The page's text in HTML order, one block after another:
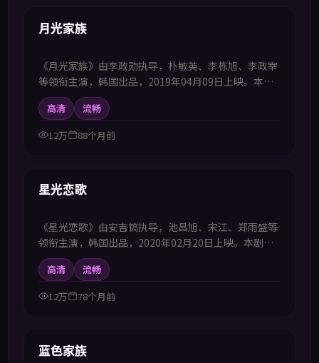
热播
月光家族
《月光家族》由李政勋执导，朴敏英、李栋旭、李政宰
等领衔主演，韩国出品，2019年04月09日上映。本剧
集提供中韩双语字幕，支持1080P高清播放，属动作题
材，在危机任务中完成自我突破，适合喜欢中韩字幕电
视剧高清播放的观众追看。
高清
流畅
12万
88个月前
热播
星光恋歌
《星光恋歌》由安吉镐执导，池昌旭、宋江、郑雨盛等
领衔主演，韩国出品，2020年02月20日上映。本剧集
提供中韩双语字幕，支持1080P高清播放，属剧情题
材，聚焦普通人在时代洪流中的选择与坚守，适合喜欢
中韩字幕电视剧高清播放的观众追看。
高清
流畅
12万
78个月前
热播
蓝色家族